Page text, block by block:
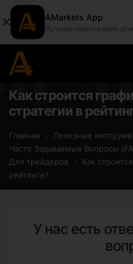
AMarkets App
Лучшее приложение
Как строится
стратегии в
Главная
Полезные
Часто Задаваемые Вопросы
Для трейдеров
Как
рейтинге?
У нас есть